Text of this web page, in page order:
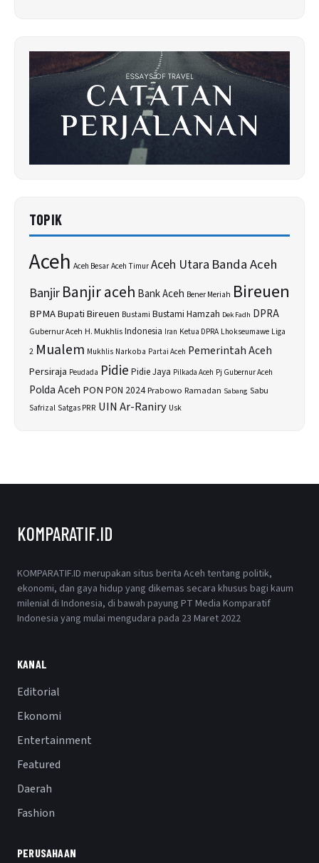
TOPIK
Aceh Aceh BesarAceh TimurAceh Utara Banda Aceh
BanjirBanjir aceh Bank Aceh Bener Meriah Bireuen
BPMABupati Bireuen Bustami Bustami Hamzah Dek Fadh DPRA
Gubernur Aceh H. MukhlisIndonesia Iran Ketua DPRA Lhokseumawe Liga
2 Mualem Mukhlis Narkoba Partai Aceh Pemerintah Aceh
Persiraja Peudada Pidie Pidie Jaya Pilkada Aceh Pj Gubernur Aceh
Polda Aceh PON PON 2024Prabowo Ramadan Sabang Sabu
Safrizal Satgas PRR UIN Ar-Raniry Usk
KOMPARATIF.ID
KOMPARATIF.ID merupakan situs berita Aceh tentang politik,
ekonomi, dan gaya hidup yang dikemas secara khusus bagi kaum
milenial di Indonesia, di bawah payung PT Media Komparatif
Indonesia yang mulai mengudara pada 23 Maret 2022
KANAL
Editorial
Ekonomi
Entertainment
Featured
Daerah
Fashion
PERUSAHAAN